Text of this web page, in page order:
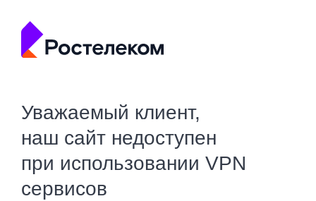
Уважаемый клиент,
наш сайт недоступен
при использовании VPN
сервисов